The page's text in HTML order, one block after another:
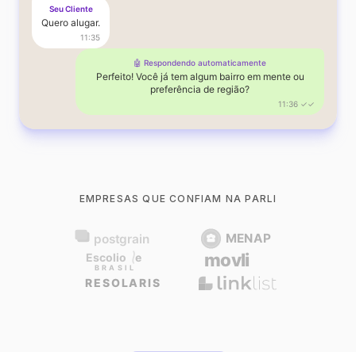
Seu Cliente
Quero alugar.
11:35
🤖 Respondendo automaticamente
Perfeito! Você já tem algum bairro em mente ou
preferência de região?
11:36 ✓✓
EMPRESAS QUE CONFIAM NA PARLI